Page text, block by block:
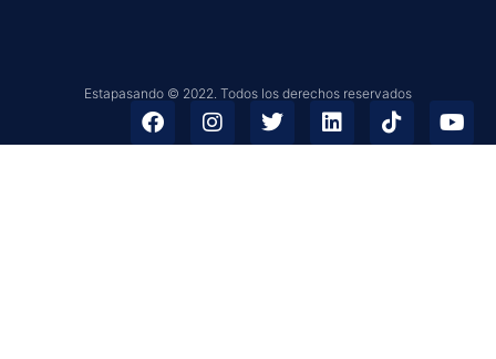
Estapasando © 2022. Todos los derechos reservados